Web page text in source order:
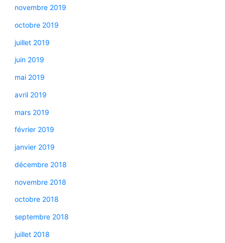
novembre 2019
octobre 2019
juillet 2019
juin 2019
mai 2019
avril 2019
mars 2019
février 2019
janvier 2019
décembre 2018
novembre 2018
octobre 2018
septembre 2018
juillet 2018